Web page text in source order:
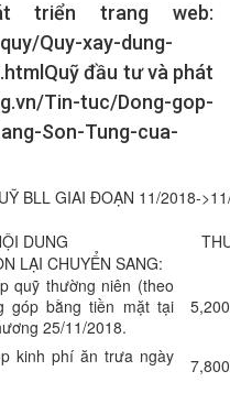
triển trang web:
Quy-xay-dung-
đầu tư và phát
Tin-tuc/Dong-gop-
Son-Tung-cua-
BLL GIAI ĐOẠN 11/2018-
DUNG
LẠI CHUYỂN SANG:
quỹ thường niên (theo
góp bằng tiền mặt tại
25/11/2018.
kinh phí ăn trưa ngày